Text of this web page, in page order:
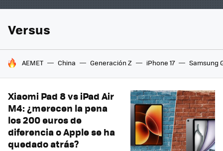
Versus
HOY SE HABLA DE
AEMET China Generación Z iPhone 17 Samsung
Xiaomi Pad 8 vs iPad Air
M4: ¿merecen la pena
los 200 euros de
diferencia o Apple se ha
quedado atrás?